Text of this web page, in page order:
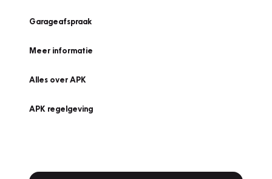
Garageafspraak
Meer informatie
Alles over APK
APK regelgeving